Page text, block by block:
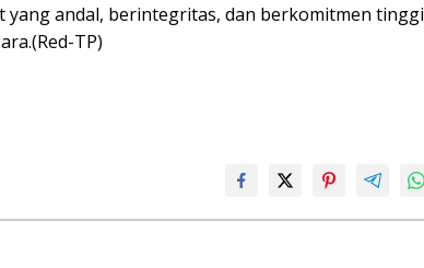
yang andal, berintegritas, dan berkomitmen tinggi
TP)